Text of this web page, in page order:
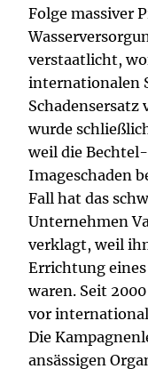
Folge massiver
verstaatlicht,
internationalen
Schadensersatz
wurde
weil die
Imageschaden
Fall hat das
Unternehmen
verklagt, weil
Errichtung
waren. Seit
vor
Die
ansässigen